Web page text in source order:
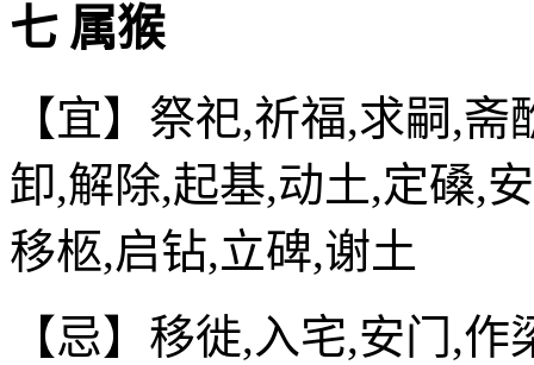
七 属猴
【宜】祭祀,祈福,求嗣,
卸,解除,起基,动土,定磉,
移柩,启钻,立碑,谢土
【忌】移徙,入宅,安门,作